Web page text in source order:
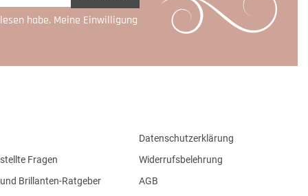
habe. Meine Einwilligung
Fragen
Brillanten-Ratgeber
Datenschutzerklärung
Widerrufsbelehrung
AGB